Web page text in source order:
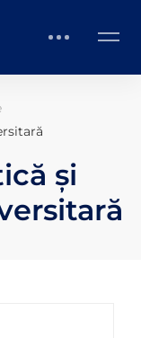
și